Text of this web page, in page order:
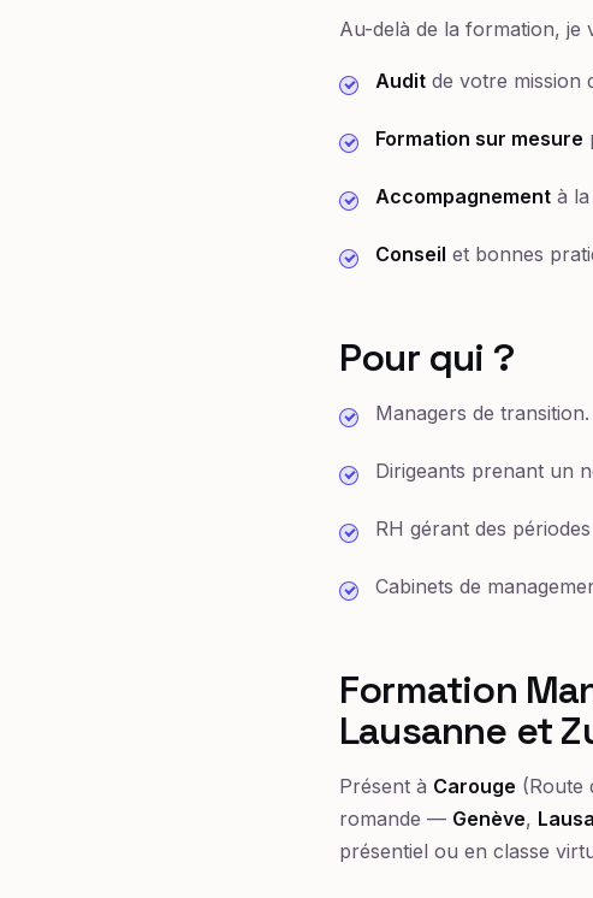
Au-delà de la formation, je
Audit de votre mission
Formation sur mesure
Accompagnement à
Conseil et bonnes
Pour qui ?
Managers de transition.
Dirigeants prenant un
RH gérant des
Cabinets de
Formation
Lausanne et
Présent à Carouge (Route
romande — Genève,
présentiel ou en classe